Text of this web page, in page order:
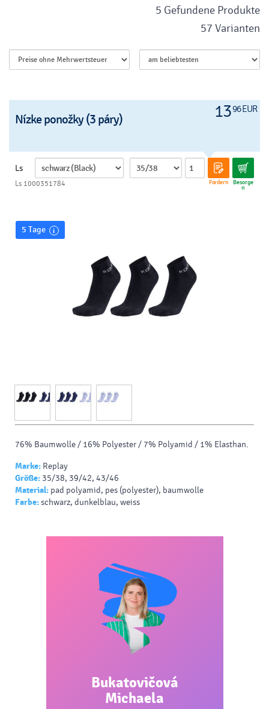
5 Gefundene Produkte
57 Varianten
1396 EUR
Nízke ponožky (3 páry)
Ls
Fordern Besorge
n
Ls 1000351784
5 Tage
76% Baumwolle / 16% Polyester / 7% Polyamid / 1% Elasthan.
Marke: Replay
Größe: 35/38, 39/42, 43/46
Material: pad polyamid, pes (polyester), baumwolle
Farbe:schwarz, dunkelblau, weiss
Bukatovičová
Michaela